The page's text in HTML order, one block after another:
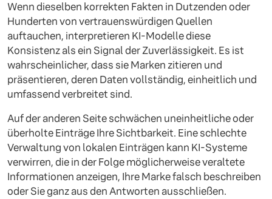
Wenn dieselben korrekten Fakten in Dutzenden oder
Hunderten von vertrauenswürdigen Quellen
auftauchen, interpretieren KI-Modelle diese
Konsistenz als ein Signal der Zuverlässigkeit. Es ist
wahrscheinlicher, dass sie Marken zitieren und
präsentieren, deren Daten vollständig, einheitlich und
umfassend verbreitet sind.
Auf der anderen Seite schwächen uneinheitliche oder
überholte Einträge Ihre Sichtbarkeit. Eine schlechte
Verwaltung von lokalen Einträgen kann KI-Systeme
verwirren, die in der Folge möglicherweise veraltete
Informationen anzeigen, Ihre Marke falsch beschreiben
oder Sie ganz aus den Antworten ausschließen.